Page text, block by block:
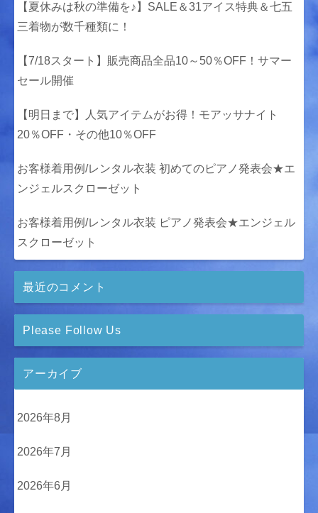
【夏休みは秋の準備を♪】SALE＆31アイス特典＆七五
三着物が数千種類に！
【7/18スタート】販売商品全品10～50％OFF！サマー
セール開催
【明日まで】人気アイテムがお得！モアッサナイト
20％OFF・その他10％OFF
お客様着用例/レンタル衣装 初めてのピアノ発表会★エ
ンジェルスクローゼット
お客様着用例/レンタル衣装 ピアノ発表会★エンジェル
スクローゼット
最近のコメント
Please Follow Us
アーカイブ
2026年8月
2026年7月
2026年6月